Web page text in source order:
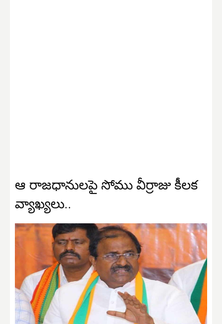
ఆ రాజధానులపై సోము వీర్రాజు కీలక
వ్యాఖ్యలు..